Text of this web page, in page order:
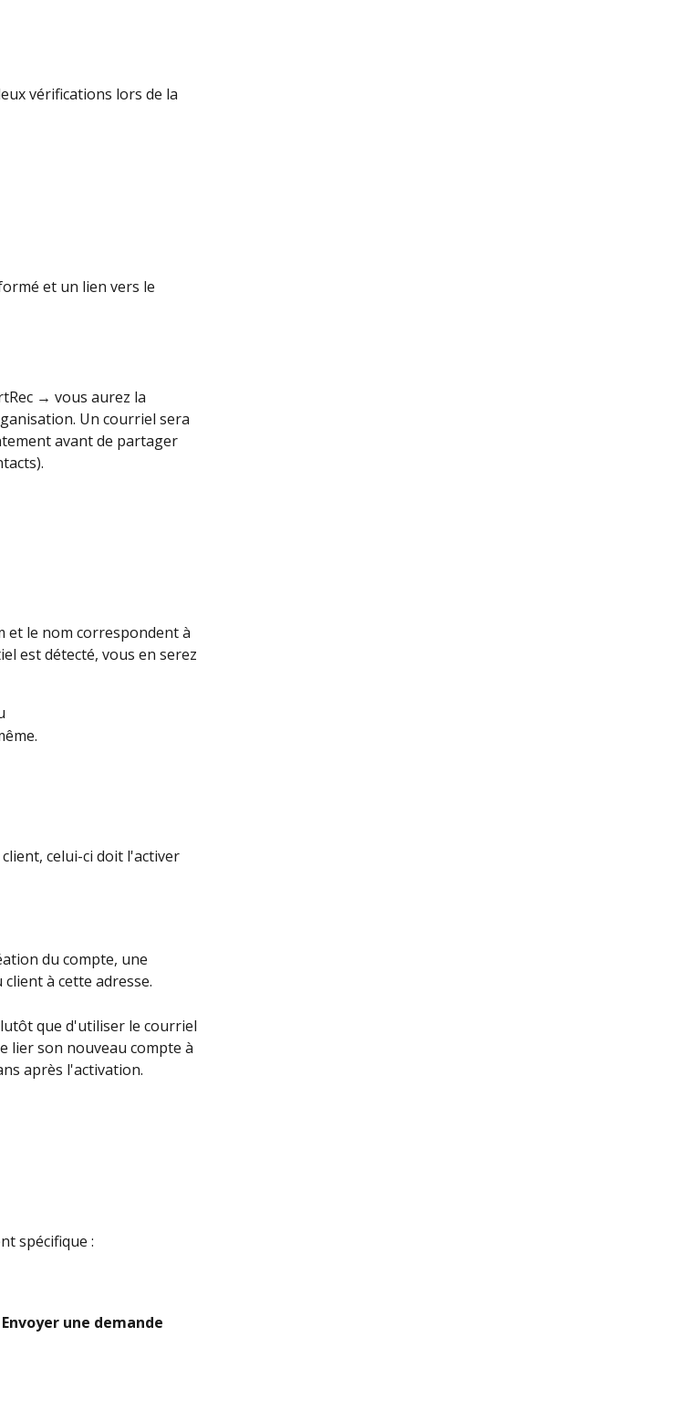
vérifications lors de la
et un lien vers le
→ vous aurez la
Un courriel sera
avant de partager
et le nom correspondent à
est détecté, vous en serez
celui-ci doit l'activer
du compte, une
à cette adresse.
que d'utiliser le courriel
lier son nouveau compte à
après l'activation.
spécifique :
une demande